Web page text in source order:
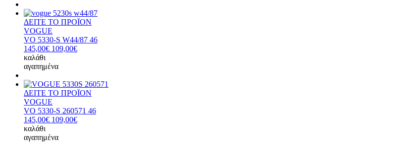
ΔΕΙΤΕ ΤΟ ΠΡΟΪΟΝ
VOGUE
VO 5330-S W44/87 46
145,00€ 109,00€
καλάθι
αγαπημένα
ΔΕΙΤΕ ΤΟ ΠΡΟΪΟΝ
VOGUE
VO 5330-S 260571 46
145,00€ 109,00€
καλάθι
αγαπημένα